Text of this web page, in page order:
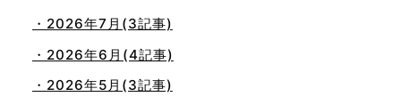
・2026年7月(3記事)
・2026年6月(4記事)
・2026年5月(3記事)